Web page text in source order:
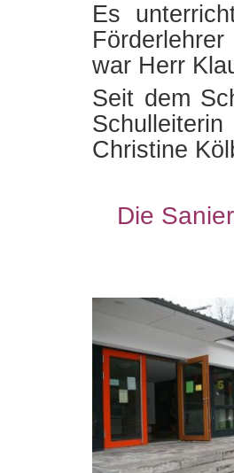
Es
war Herr
Seit dem
Christine
Die